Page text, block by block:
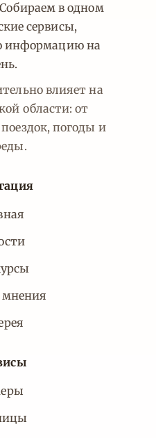
в одном
сервисы,
информацию на
влияет на
области: от
погоды и
мнения